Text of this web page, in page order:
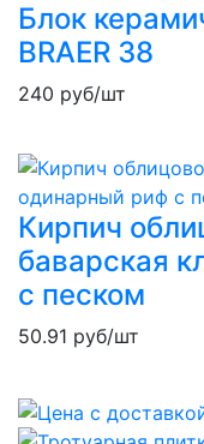
Блок
BRAER 38
240 руб/шт
Кирпич
баварская
с песком
50.91 руб/шт